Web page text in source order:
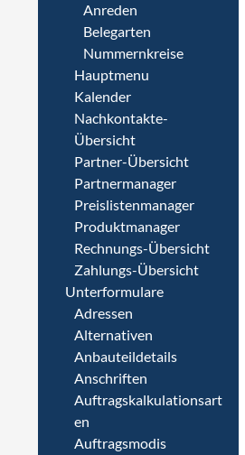
Anreden
Belegarten
Nummernkreise
Hauptmenu
Kalender
Nachkontakte-
Übersicht
Partner-Übersicht
Partnermanager
Preislistenmanager
Produktmanager
Rechnungs-Übersicht
Zahlungs-Übersicht
Unterformulare
Adressen
Alternativen
Anbauteildetails
Anschriften
Auftragskalkulationsart
en
Auftragsmodis